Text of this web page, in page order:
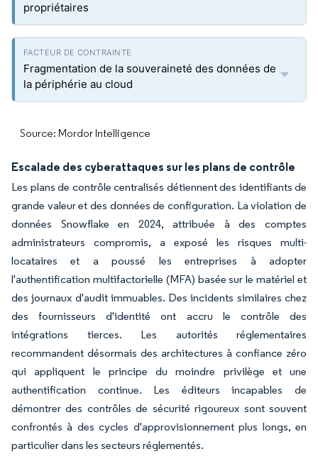
propriétaires
Fragmentation de la souveraineté des données de
la périphérie au cloud
Source: Mordor Intelligence
Escalade des cyberattaques sur les plans de contrôle
Les plans de contrôle centralisés détiennent des identifiants de
grande valeur et des données de configuration. La violation de
données Snowflake en 2024, attribuée à des comptes
administrateurs compromis, a exposé les risques multi-
locataires et a poussé les entreprises à adopter
l'authentification multifactorielle (MFA) basée sur le matériel et
des journaux d'audit immuables. Des incidents similaires chez
des fournisseurs d'identité ont accru le contrôle des
intégrations tierces. Les autorités réglementaires
recommandent désormais des architectures à confiance zéro
qui appliquent le principe du moindre privilège et une
authentification continue. Les éditeurs incapables de
démontrer des contrôles de sécurité rigoureux sont souvent
confrontés à des cycles d'approvisionnement plus longs, en
particulier dans les secteurs réglementés.